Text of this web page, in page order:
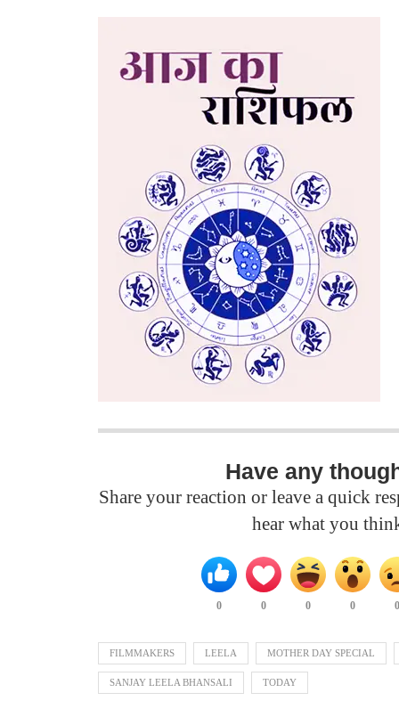
Have any
Share your reaction or leave a quick
hear what you
0 0 0 0
FILMMAKERS LEELA MOTHER DAY SPECIAL
SANJAY LEELA BHANSALI TODAY